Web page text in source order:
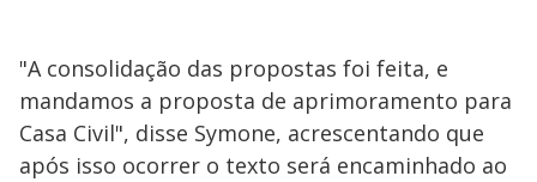
"A consolidação das propostas foi feita, e
mandamos a proposta de aprimoramento para
Casa Civil", disse Symone, acrescentando que
após isso ocorrer o texto será encaminhado ao